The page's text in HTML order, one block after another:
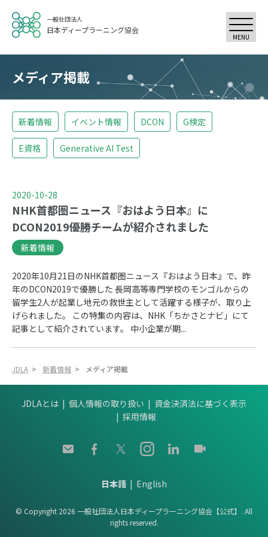
一般社団法人
日本ディープラーニング協会
MENU
メディア掲載
新着情報 イベント情報 DCON G検定
E資格 Generative AI Test
2020-10-28
NHK首都圏ニュース『おはよう日本』に
DCON2019優勝チームが紹介されました
新着情報
2020年10月21日のNHK首都圏ニュース『おはよう日本』で、昨
年のDCON2019で優勝した 長岡高等専門学校のモンゴルからの
留学生2人が起業し地元の救世主として活躍する様子が、取り上
げられました。 この特集の内容は、NHK「ちかさとナビ」にて
記事として紹介されています。 中小企業が期...
JDLA > 新着情報 > メディア掲載
JDLAとは 個人情報の取り扱い
資金決済法に基づく表示
採用情報
日本語 English
© Copyright 2026 一般社団法人日本ディープラーニング協会【公式】. All
rights reserved.